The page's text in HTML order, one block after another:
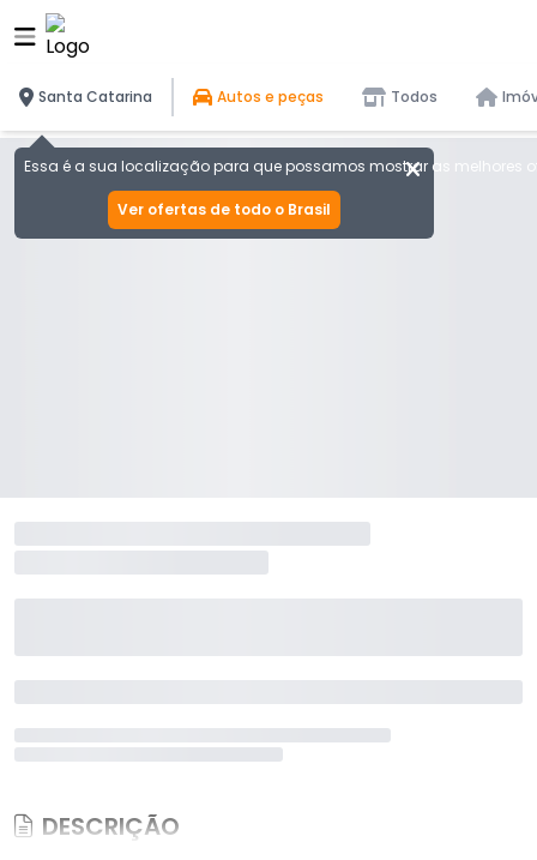
Santa Catarina
Essa é a sua localização para que possamos mostrar as melhores
Ver ofertas de todo o Brasil
Autos e peças Todos
DESCRIÇÃO